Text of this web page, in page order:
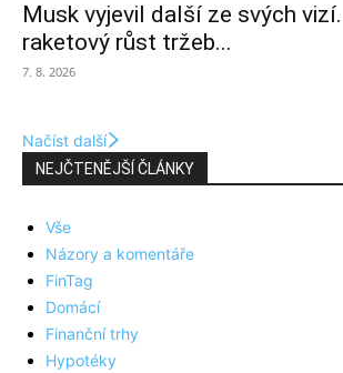
Musk vyjevil další ze svých
raketový růst tržeb...
7. 8. 2026
Načíst další
NEJČTENĚJŠÍ ČLÁNKY
Vše
Názory a komentáře
FinTag
Domácí
Finanční trhy
Hypotéky